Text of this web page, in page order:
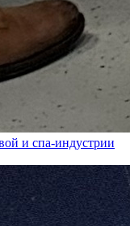
и спа-индустрии